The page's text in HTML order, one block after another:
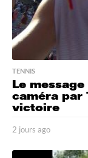
TENNIS
Le
caméra par
victoire
2 jours ago
o